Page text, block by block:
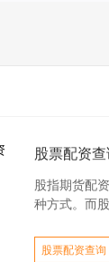
股票配资
股指期货配
种方式。而
股票配资查询